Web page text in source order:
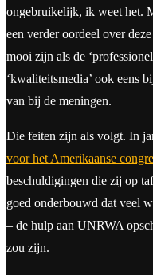
ongebruikelijk, ik weet het.
een verder oordeel over
mooi zijn als de
‘kwaliteitsmedia’ ook eens
van bij de meningen.
Die feiten zijn als volgt. In
voor het Amerikaanse
beschuldigingen die zij op
goed onderbouwd dat veel
– de hulp aan UNRWA
zou zijn.